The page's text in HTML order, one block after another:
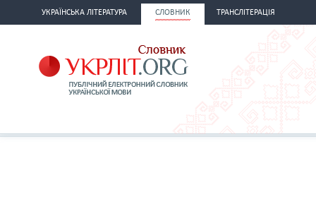
УКРАЇНСЬКА ЛІТЕРАТУРА СЛОВНИК ТРАНСЛІТЕРАЦІЯ